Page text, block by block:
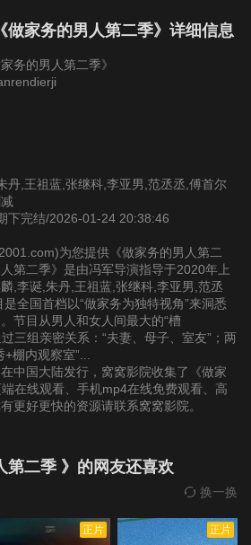
第20200821(下)期 第20200828(上)期
第20200904(上)期
第20200925(上)期 第20200925(下)期
20201002(下)期 第20201009(上)期
20201016(上)期 第20201016(下)期
做家务的男人第二季》详细信息
务的男人第二季》
丹,王祖蓝,张继科,李亚男,范丞丞,傅首尔
下完结/2026-01-24 20:38:46
为您提供《做家务的男人第二
第二季》是由冯军导演指导于2020年上
,李诞,朱丹,王祖蓝,张继科,李亚男,范丞
全国首档以“做家务为独特视角”来洞悉
节目从男人和女人间最大的“槽
三组亲密关系：“夫妻、母子、室友”；两
棚内观察室”...
中国大陆发行，窝窝影院收集了《做家
在线观看、手机mp4在线免费观看、高
更好更快的资源请联系窝窝影院。
第二季 》的网友还喜欢
换一换
正片 正片